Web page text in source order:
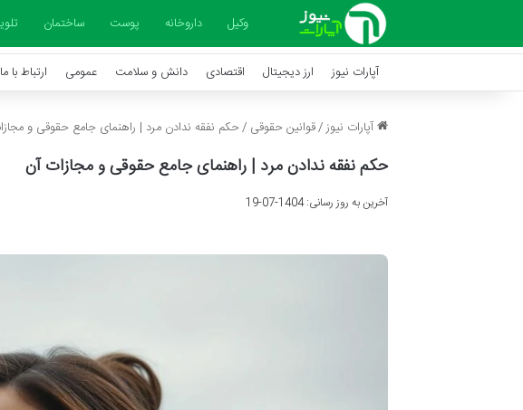
وکیل داروخانه پوست ساختمان
آپارات نیوز ارز دیجیتال اقتصادی دانش و سلامت عمومی ارتباط با ما
آپارات نیوز/قوانین حقوقی /حکم نفقه ندادن مرد | راهنمای جامع حقوقی و
حکم نفقه ندادن مرد | راهنمای جامع حقوقی و مجازات آن
آخرین به روز رسانی: 1404-07-19